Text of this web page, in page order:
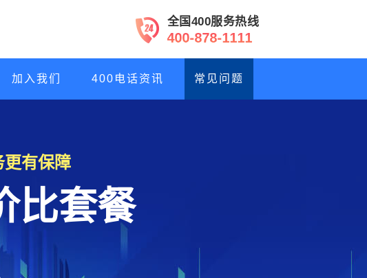
全国400服务热线
400-878-1111
加入我们 400电话资讯 常见问题
更有保障
比套餐